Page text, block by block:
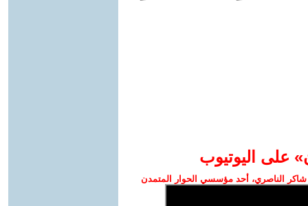
على اليوتيوب
الناصري، أحد مؤسسي الحوار المتمدن